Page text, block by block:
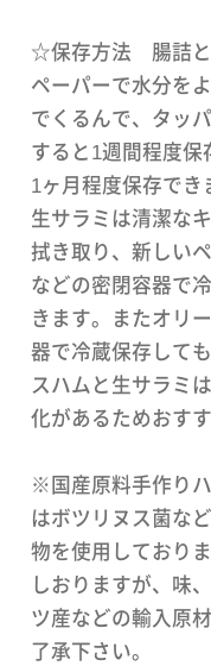
☆保存方法 腸詰と
ペーパーで水分を
でくるんで、タッ
すると1週間程度保
1ヶ月程度保存でき
生サラミは清潔な
拭き取り、新しい
などの密閉容器で
きます。またオリ
器で冷蔵保存して
スハムと生サラミ
化があるためおす
※国産原料手作り
はボツリヌス菌な
物を使用しており
しおりますが、味
ツ産などの輸入原
了承下さい。